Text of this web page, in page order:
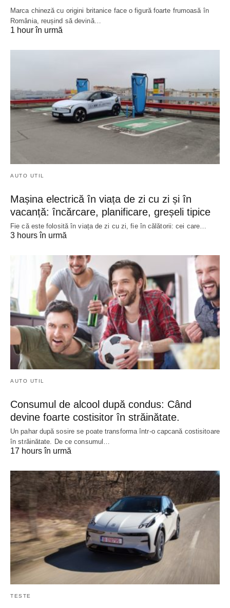
Marca chineză cu origini britanice face o figură foarte frumoasă în
România, reușind să devină…
1 hour în urmă
AUTO UTIL
Mașina electrică în viața de zi cu zi și în
vacanță: încărcare, planificare, greșeli tipice
Fie că este folosită în viața de zi cu zi, fie în călătorii: cei care…
3 hours în urmă
AUTO UTIL
Consumul de alcool după condus: Când
devine foarte costisitor în străinătate.
Un pahar după sosire se poate transforma într-o capcană costisitoare
în străinătate. De ce consumul…
17 hours în urmă
TESTE